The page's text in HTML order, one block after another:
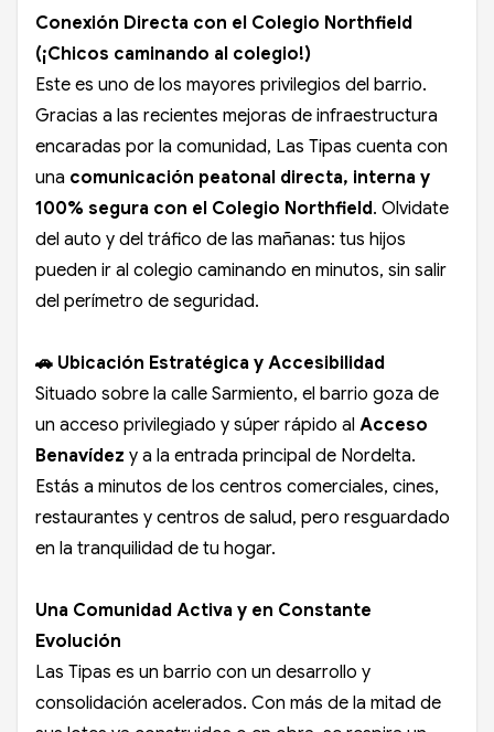
Conexión Directa con el Colegio Northfield
(¡Chicos caminando al colegio!)
Este es uno de los mayores privilegios del barrio.
Gracias a las recientes mejoras de infraestructura
encaradas por la comunidad, Las Tipas cuenta con
una comunicación peatonal directa, interna y
100% segura con el Colegio Northfield. Olvidate
del auto y del tráfico de las mañanas: tus hijos
pueden ir al colegio caminando en minutos, sin salir
del perímetro de seguridad.
🚗 Ubicación Estratégica y Accesibilidad
Situado sobre la calle Sarmiento, el barrio goza de
un acceso privilegiado y súper rápido al Acceso
Benavídez y a la entrada principal de Nordelta.
Estás a minutos de los centros comerciales, cines,
restaurantes y centros de salud, pero resguardado
en la tranquilidad de tu hogar.
Una Comunidad Activa y en Constante
Evolución
Las Tipas es un barrio con un desarrollo y
consolidación acelerados. Con más de la mitad de